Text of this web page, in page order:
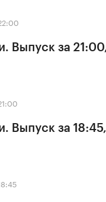
Выпуск за
Выпуск за